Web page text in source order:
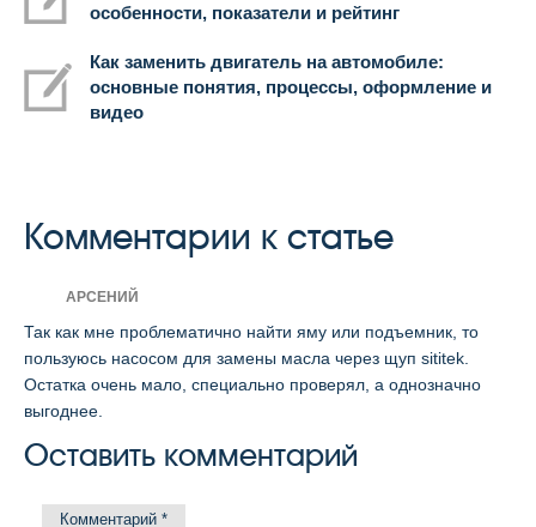
особенности, показатели и рейтинг
Как заменить двигатель на автомобиле:
основные понятия, процессы, оформление и
видео
Комментарии к статье
АРСЕНИЙ
Так как мне проблематично найти яму или подъемник, то
пользуюсь насосом для замены масла через щуп sititek.
Остатка очень мало, специально проверял, а однозначно
выгоднее.
Оставить комментарий
Комментарий *